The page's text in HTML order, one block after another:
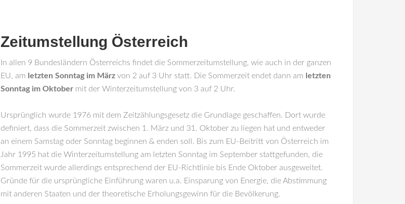
Zeitumstellung Österreich
In allen 9 Bundesländern Österreichs findet die Sommerzeitumstellung, wie auch in der ganzen
EU, am letzten Sonntag im März von 2 auf 3 Uhr statt. Die Sommerzeit endet dann am letzten
Sonntag im Oktober mit der Winterzeitumstellung von 3 auf 2 Uhr.
Ursprünglich wurde 1976 mit dem Zeitzählungsgesetz die Grundlage geschaffen. Dort wurde
definiert, dass die Sommerzeit zwischen 1. März und 31. Oktober zu liegen hat und entweder
an einem Samstag oder Sonntag beginnen & enden soll. Bis zum EU-Beitritt von Österreich im
Jahr 1995 hat die Winterzeitumstellung am letzten Sonntag im September stattgefunden, die
Sommerzeit wurde allerdings entsprechend der EU-Richtlinie bis Ende Oktober ausgeweitet.
Gründe für die ursprüngliche Einführung waren u.a. Einsparung von Energie, die Abstimmung
mit anderen Staaten und der theoretische Erholungsgewinn für die Bevölkerung.